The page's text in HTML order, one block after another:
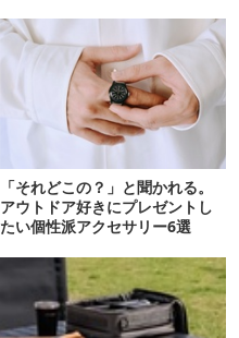
「それどこの？」と聞かれる。
アウトドア好きにプレゼントし
たい個性派アクセサリー6選